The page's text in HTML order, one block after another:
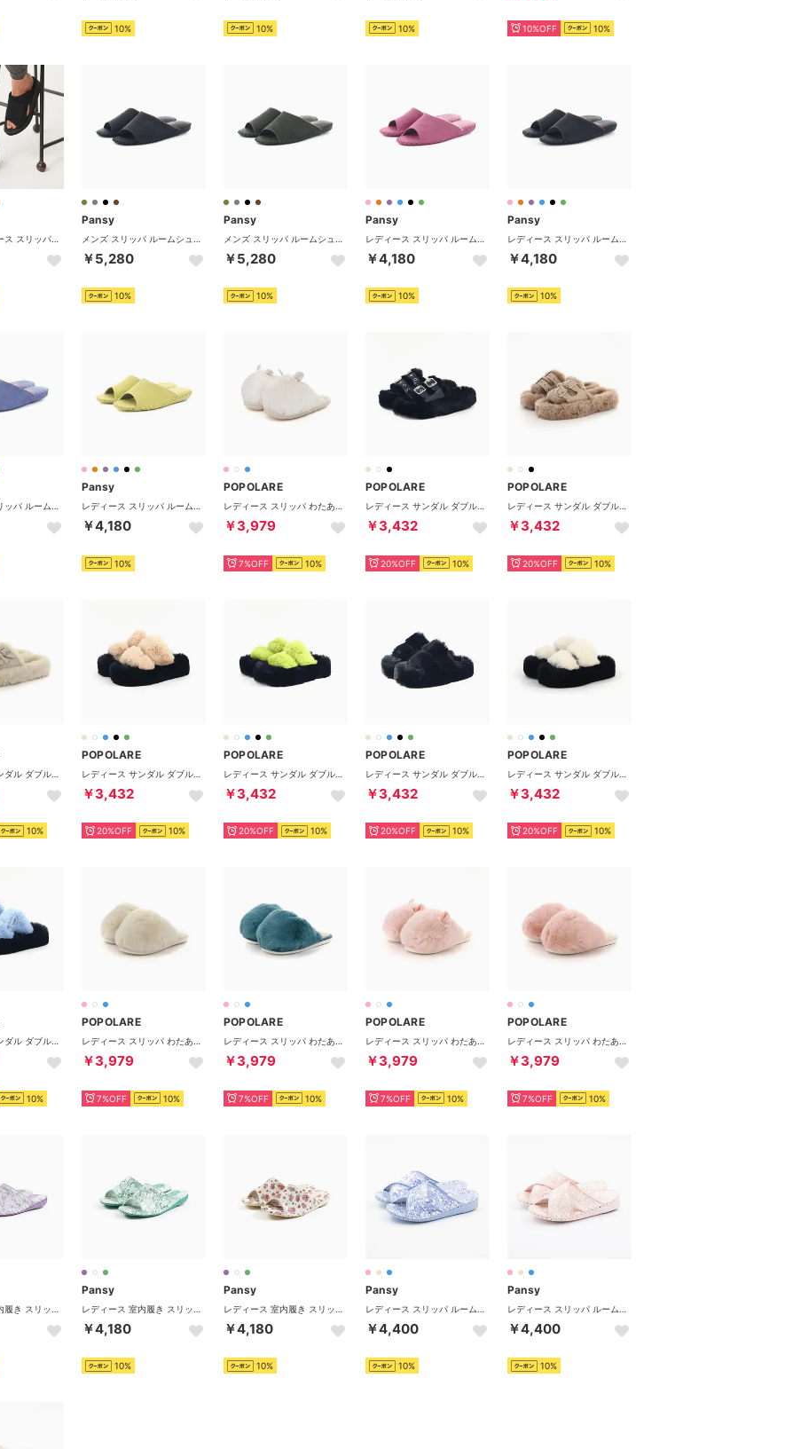
10% 10% 10% 10%OFF 10%
Pansy
￥5,280
10%
Pansy
￥5,280
10%
Pansy
￥4,180
10%
Pansy
￥4,180
10%
Pansy
￥4,180
10%
POPOLARE
￥3,979
7%OFF 10%
POPOLARE
￥3,432
20%OFF 10%
POPOLARE
￥3,432
20%OFF 10%
10%
POPOLARE
￥3,432
20%OFF 10%
POPOLARE
￥3,432
20%OFF 10%
POPOLARE
￥3,432
20%OFF 10%
POPOLARE
￥3,432
20%OFF 10%
10%
POPOLARE
￥3,979
7%OFF 10%
POPOLARE
￥3,979
7%OFF 10%
POPOLARE
￥3,979
7%OFF 10%
POPOLARE
￥3,979
7%OFF 10%
Pansy
￥4,180
10%
Pansy
￥4,180
10%
Pansy
￥4,400
10%
Pansy
￥4,400
10%